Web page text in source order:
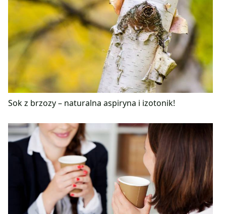
Sok z brzozy – naturalna aspiryna i izotonik!